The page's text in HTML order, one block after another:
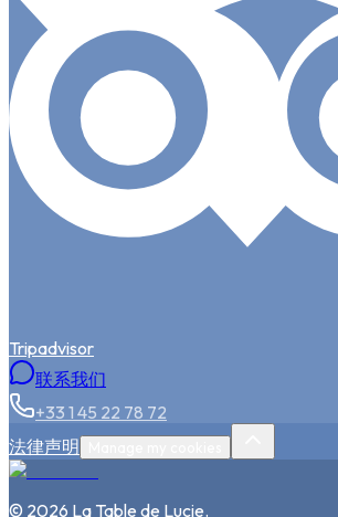
Tripadvisor
联系我们
+33 1 45 22 78 72
法律声明
© 2026 La Table de Lucie.